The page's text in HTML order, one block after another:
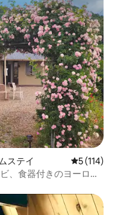
ステイ レビュー
5 (114)
、食器付きのヨーロッ